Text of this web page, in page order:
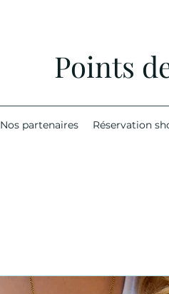
Points
Nos partenaires Réservation